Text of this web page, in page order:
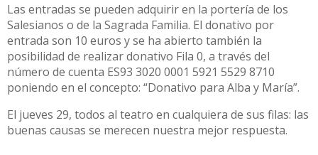
Las entradas se pueden adquirir en la portería de los
Salesianos o de la Sagrada Familia. El donativo por
entrada son 10 euros y se ha abierto también la
posibilidad de realizar donativo Fila 0, a través del
número de cuenta ES93 3020 0001 5921 5529 8710
poniendo en el concepto: “Donativo para Alba y María”.
El jueves 29, todos al teatro en cualquiera de sus filas: las
buenas causas se merecen nuestra mejor respuesta.